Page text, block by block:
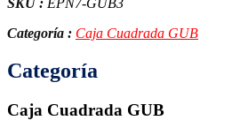
SKU : EPN7-GUB3
Categoría : Caja Cuadrada GUB
Categoría
Caja Cuadrada GUB